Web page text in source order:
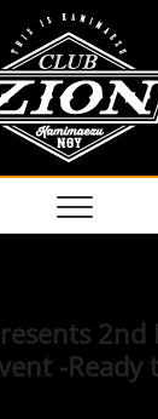
2nd
-